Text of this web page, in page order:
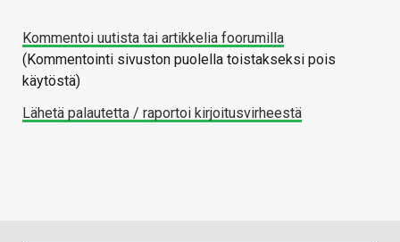
Kommentoi uutista tai artikkelia foorumilla
(Kommentointi sivuston puolella toistakseksi pois
käytöstä)
Lähetä palautetta / raportoi kirjoitusvirheestä